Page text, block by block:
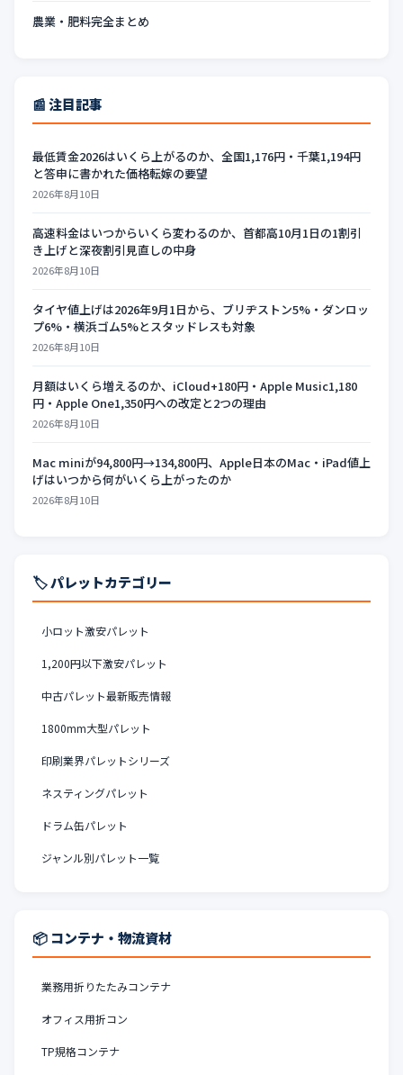
農業・肥料完全まとめ
📰 注目記事
最低賃金2026はいくら上がるのか、全国1,176円・千葉1,194円
と答申に書かれた価格転嫁の要望
2026年8月10日
高速料金はいつからいくら変わるのか、首都高10月1日の1割引
き上げと深夜割引見直しの中身
2026年8月10日
タイヤ値上げは2026年9月1日から、ブリヂストン5%・ダンロッ
プ6%・横浜ゴム5%とスタッドレスも対象
2026年8月10日
月額はいくら増えるのか、iCloud+180円・Apple Music1,180
円・Apple One1,350円への改定と2つの理由
2026年8月10日
Mac miniが94,800円→134,800円、Apple日本のMac・iPad値上
げはいつから何がいくら上がったのか
2026年8月10日
🏷️ パレットカテゴリー
小ロット激安パレット
1,200円以下激安パレット
中古パレット最新販売情報
1800mm大型パレット
印刷業界パレットシリーズ
ネスティングパレット
ドラム缶パレット
ジャンル別パレット一覧
📦 コンテナ・物流資材
業務用折りたたみコンテナ
オフィス用折コン
TP規格コンテナ